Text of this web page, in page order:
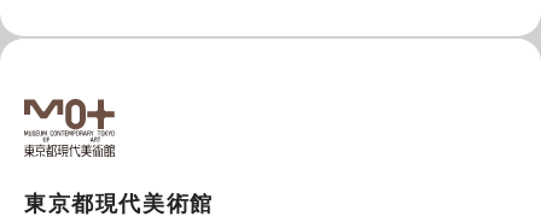
東京都現代美術館